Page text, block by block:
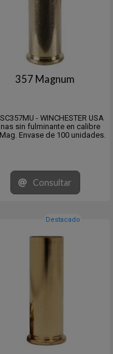
357 Magnum
- WINCHESTER USA
sin fulminante en calibre
Envase de 100 unidades.
Consultar
Destacado